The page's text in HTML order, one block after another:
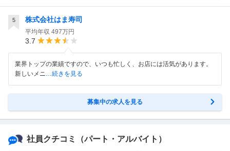
5 株式会社はま寿司
平均年収 497万円
3.7
業界トップの業績ですので、いつも忙しく、お店には活気があります。
新しいメニ
…続きを見る
募集中の求人を見る
社員クチコミ （パート・アルバイト）